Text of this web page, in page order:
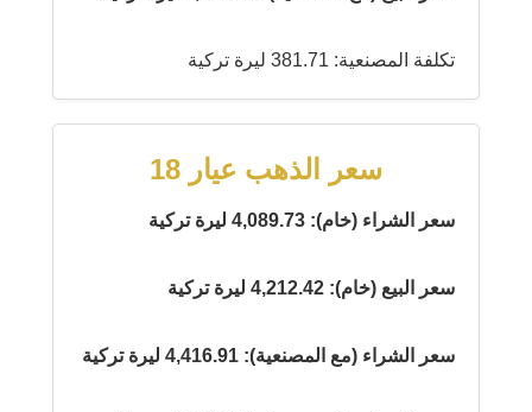
تكلفة المصنعية: 381.71 ليرة تركية
سعر الذهب عيار 18
سعر الشراء (خام): 4,089.73 ليرة تركية
سعر البيع (خام): 4,212.42 ليرة تركية
سعر الشراء (مع المصنعية): 4,416.91 ليرة تركية